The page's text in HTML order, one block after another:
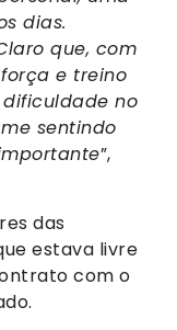
dias.
que, com
e treino
no
sentindo
”,
das
estava livre
com o